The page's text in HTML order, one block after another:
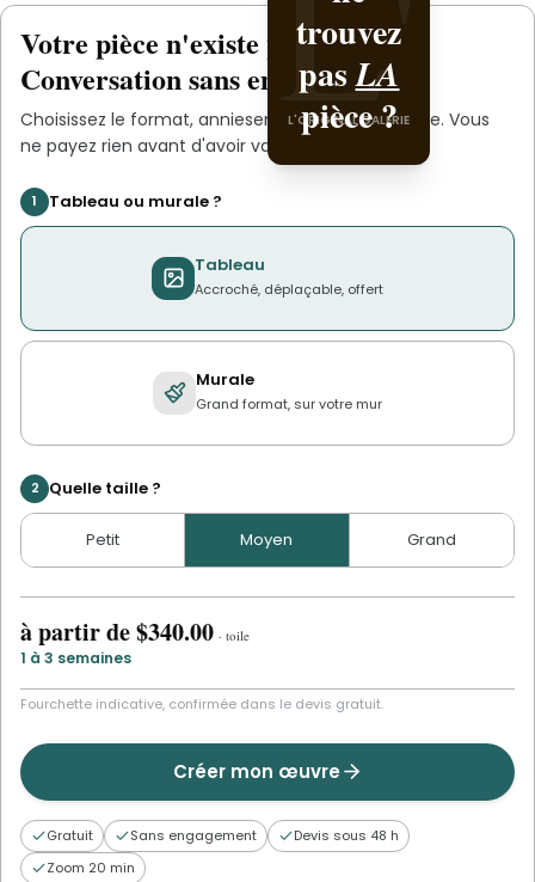
trouvez
pasLA
pièce ?
L'ORIGINAL GALERIE
anniesene
.L'ORIGINAL PIECE OF YOU
Votre pièce n'existe pasencore.
Conversation sans engagement.
Choisissez le format, anniesene s'occupe du reste. Vous
ne payez rien avant d'avoir validé le devis.
1 Tableau ou murale ?
Tableau
Accroché, déplaçable, offert
Murale
Grand format, sur votre mur
2 Quelle taille ?
Petit Moyen Grand
à partir de$340.00 · toile
1 à 3 semaines
Fourchette indicative, confirmée dans le devis gratuit.
Créer mon œuvre
Gratuit Sans engagement
Devis sous 48 h
Zoom 20 min